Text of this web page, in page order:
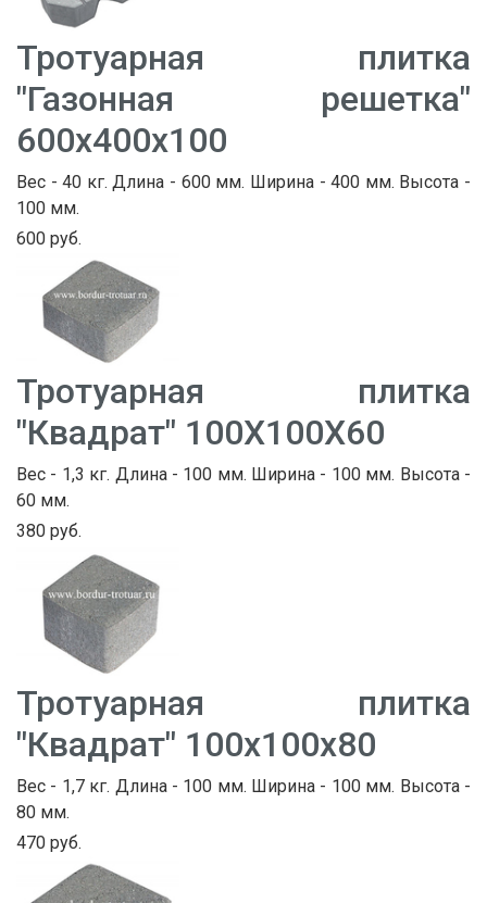
Тротуарная плитка
"Газонная решетка"
600х400х100
Вес - 40 кг. Длина - 600 мм. Ширина - 400 мм. Высота -
100 мм.
600 руб.
Тротуарная плитка
"Квадрат" 100Х100Х60
Вес - 1,3 кг. Длина - 100 мм. Ширина - 100 мм. Высота -
60 мм.
380 руб.
Тротуарная плитка
"Квадрат" 100х100х80
Вес - 1,7 кг. Длина - 100 мм. Ширина - 100 мм. Высота -
80 мм.
470 руб.